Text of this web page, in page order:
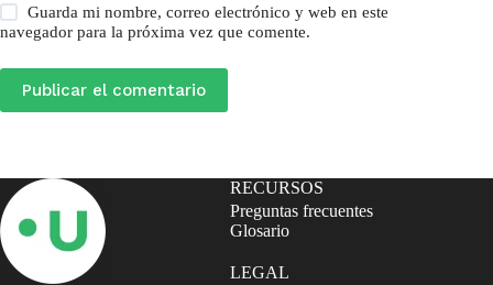
Guarda mi nombre, correo electrónico y web en este
navegador para la próxima vez que comente.
Publicar el comentario
RECURSOS
Preguntas frecuentes
Glosario
LEGAL